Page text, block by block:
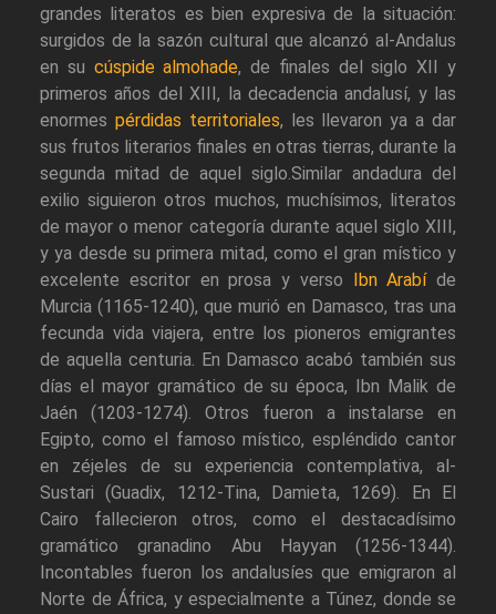
grandes literatos es bien expresiva de la situación:
surgidos de la sazón cultural que alcanzó al-Andalus
en su cúspide almohade, de finales del siglo XII y
primeros años del XIII, la decadencia andalusí, y las
enormes pérdidas territoriales, les llevaron ya a dar
sus frutos literarios finales en otras tierras, durante la
segunda mitad de aquel siglo.Similar andadura del
exilio siguieron otros muchos, muchísimos, literatos
de mayor o menor categoría durante aquel siglo XIII,
y ya desde su primera mitad, como el gran místico y
excelente escritor en prosa y verso
Ibn Arabíde
Murcia (1165-1240), que murió en Damasco, tras una
fecunda vida viajera, entre los pioneros emigrantes
de aquella centuria. En Damasco acabó también sus
días el mayor gramático de su época, Ibn Malik de
Jaén (1203-1274). Otros fueron a instalarse en
Egipto, como el famoso místico, espléndido cantor
en zéjeles de su experiencia contemplativa, al-
Sustari (Guadix, 1212-Tina, Damieta, 1269). En El
Cairo fallecieron otros, como el destacadísimo
gramático granadino Abu Hayyan (1256-1344).
Incontables fueron los andalusíes que emigraron al
Norte de África, y especialmente a Túnez, donde se